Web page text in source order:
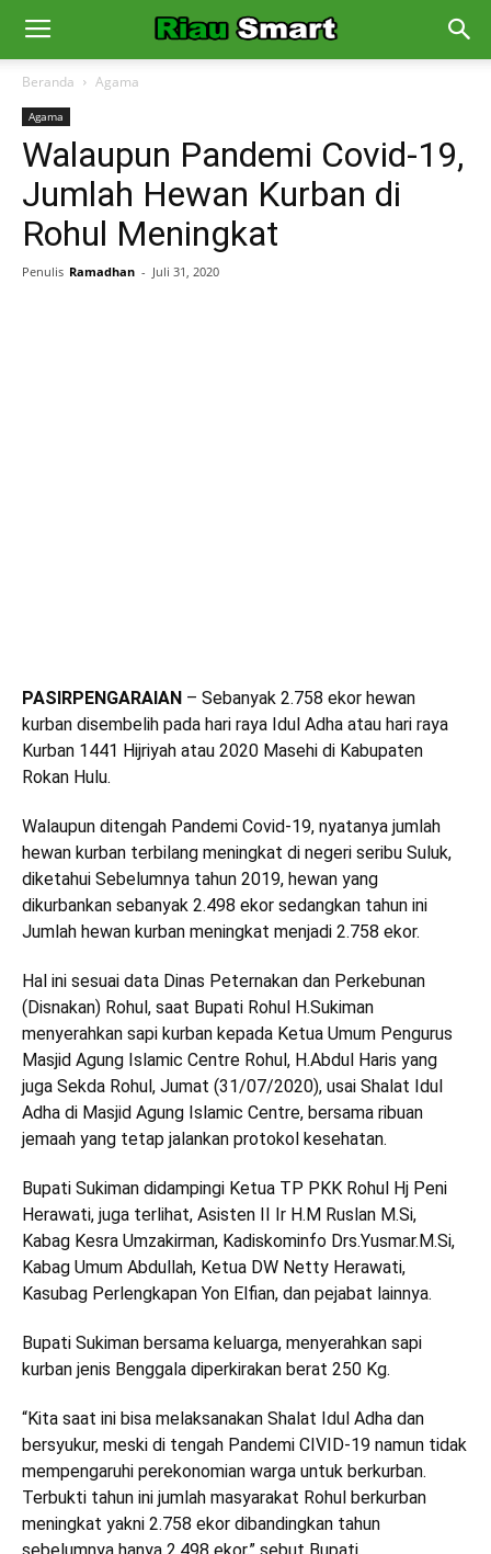
Beranda Agama
Agama
Walaupun Pandemi Covid-19,
Jumlah Hewan Kurban di
Rohul Meningkat
Penulis Ramadhan - Juli 31, 2020
PASIRPENGARAIAN – Sebanyak 2.758 ekor hewan
kurban disembelih pada hari raya Idul Adha atau hari raya
Kurban 1441 Hijriyah atau 2020 Masehi di Kabupaten
Rokan Hulu.
Walaupun ditengah Pandemi Covid-19, nyatanya jumlah
hewan kurban terbilang meningkat di negeri seribu Suluk,
diketahui Sebelumnya tahun 2019, hewan yang
dikurbankan sebanyak 2.498 ekor sedangkan tahun ini
Jumlah hewan kurban meningkat menjadi 2.758 ekor.
Hal ini sesuai data Dinas Peternakan dan Perkebunan
(Disnakan) Rohul, saat Bupati Rohul H.Sukiman
menyerahkan sapi kurban kepada Ketua Umum Pengurus
Masjid Agung Islamic Centre Rohul, H.Abdul Haris yang
juga Sekda Rohul, Jumat (31/07/2020), usai Shalat Idul
Adha di Masjid Agung Islamic Centre, bersama ribuan
jemaah yang tetap jalankan protokol kesehatan.
Bupati Sukiman didampingi Ketua TP PKK Rohul Hj Peni
Herawati, juga terlihat, Asisten II Ir H.M Ruslan M.Si,
Kabag Kesra Umzakirman, Kadiskominfo Drs.Yusmar.M.Si,
Kabag Umum Abdullah, Ketua DW Netty Herawati,
Kasubag Perlengkapan Yon Elfian, dan pejabat lainnya.
Bupati Sukiman bersama keluarga, menyerahkan sapi
kurban jenis Benggala diperkirakan berat 250 Kg.
“Kita saat ini bisa melaksanakan Shalat Idul Adha dan
bersyukur, meski di tengah Pandemi CIVID-19 namun tidak
mempengaruhi perekonomian warga untuk berkurban.
Terbukti tahun ini jumlah masyarakat Rohul berkurban
meningkat yakni 2.758 ekor dibandingkan tahun